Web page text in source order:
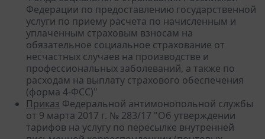
Федерации по предоставлению государственной
услуги по приему расчета по начисленным и
уплаченным страховым взносам на
обязательное социальное страхование от
несчастных случаев на производстве и
профессиональных заболеваний, а также по
расходам на выплату страхового обеспечения
(форма 4-ФСС)"
Приказ Федеральной антимонопольной службы
от 9 марта 2017 г. № 283/17 "Об утверждении
тарифов на услугу по пересылке внутренней